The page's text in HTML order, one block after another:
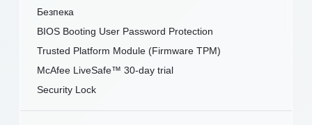
Безпека
BIOS Booting User Password Protection
Trusted Platform Module (Firmware TPM)
McAfee LiveSafe™ 30-day trial
Security Lock